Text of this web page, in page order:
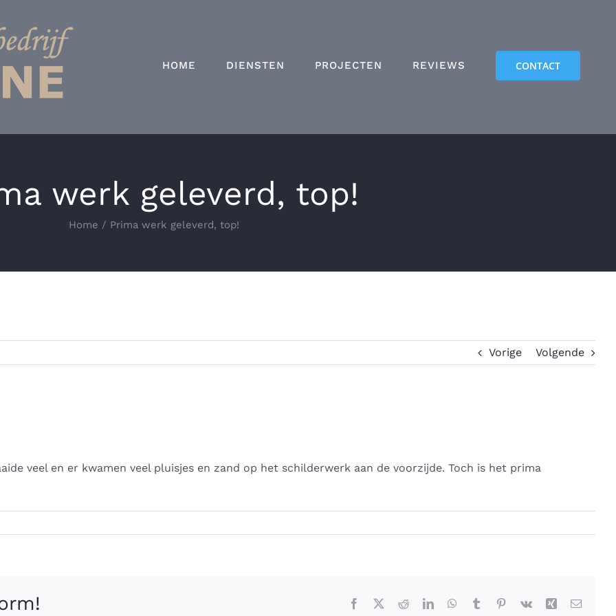
HOME DIENSTEN PROJECTEN REVIEWS CONTACT
werk geleverd, top!
Home Prima werk geleverd, top!
Vorige Volgende
veel en er kwamen veel pluisjes en zand op het schilderwerk aan de voorzijde. Toch is het prima
Facebook RedditLinkedInWhatsApp
Tumblr Pinterest
Vk Xing E-